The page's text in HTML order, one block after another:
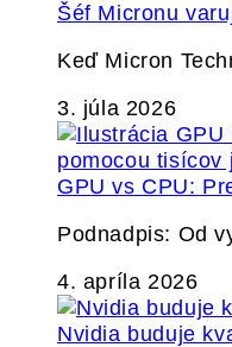
Šéf Micronu
Keď Micron
3. júla 2026
GPU vs CPU:
Podnadpis: Od
4. apríla 2026
Nvidia buduje